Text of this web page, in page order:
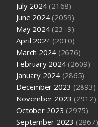
July 2024 (2168)
June 2024 (2059)
May 2024 (2319)
April 2024 (2010)
March 2024 (2676)
February 2024 (2609)
January 2024 (2865)
December 2023 (2893)
November 2023 (2912)
October 2023 (2975)
September 2023 (2867)